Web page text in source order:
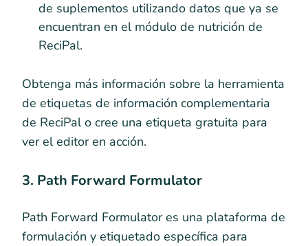
de suplementos utilizando datos que ya se
encuentran en el módulo de nutrición de
ReciPal.
Obtenga más información sobre la herramienta
de etiquetas de información complementaria
de ReciPal o cree una etiqueta gratuita para
ver el editor en acción.
3. Path Forward Formulator
Path Forward Formulator es una plataforma de
formulación y etiquetado específica para